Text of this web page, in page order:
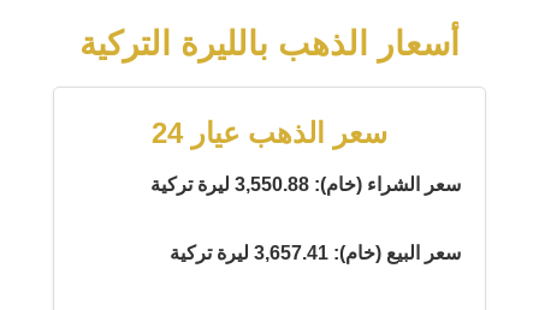
أسعار الذهب بالليرة التركية
سعر الذهب عيار 24
سعر الشراء (خام): 3,550.88 ليرة تركية
سعر البيع (خام): 3,657.41 ليرة تركية